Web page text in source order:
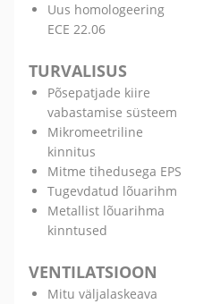
Uus homologeering
ECE 22.06
TURVALISUS
Põsepatjade kiire
vabastamise süsteem
Mikromeetriline
kinnitus
Mitme tihedusega EPS
Tugevdatud lõuarihm
Metallist lõuarihma
kinntused
VENTILATSIOON
Mitu väljalaskeava